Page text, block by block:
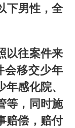
下男性，全
以往案件来
会移交少年
感化院、
等，同时施
赔偿，赔付